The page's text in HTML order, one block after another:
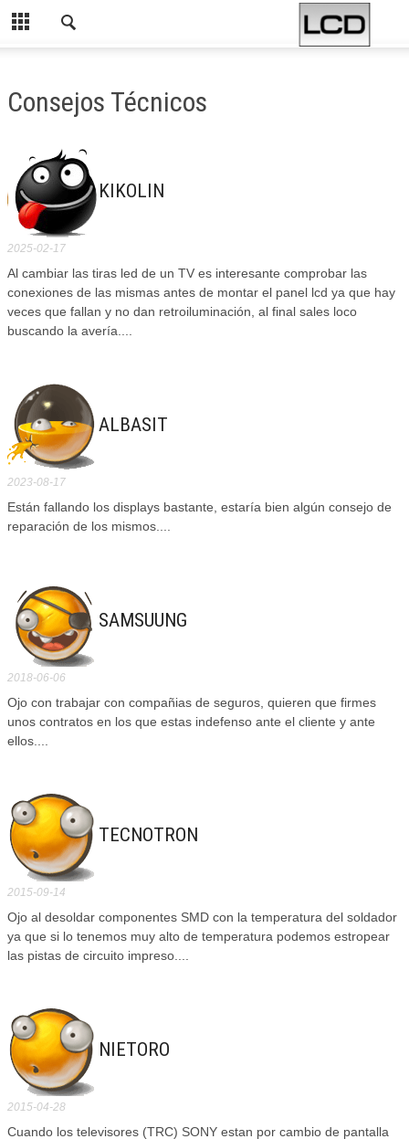
Consejos Técnicos
KIKOLIN
2025-02-17
Al cambiar las tiras led de un TV es interesante comprobar las
conexiones de las mismas antes de montar el panel lcd ya que hay
veces que fallan y no dan retroiluminación, al final sales loco
buscando la avería....
ALBASIT
2023-08-17
Están fallando los displays bastante, estaría bien algún consejo de
reparación de los mismos....
SAMSUUNG
2018-06-06
Ojo con trabajar con compañias de seguros, quieren que firmes
unos contratos en los que estas indefenso ante el cliente y ante
ellos....
TECNOTRON
2015-09-14
Ojo al desoldar componentes SMD con la temperatura del soldador
ya que si lo tenemos muy alto de temperatura podemos estropear
las pistas de circuito impreso....
NIETORO
2015-04-28
Cuando los televisores (TRC) SONY estan por cambio de pantalla